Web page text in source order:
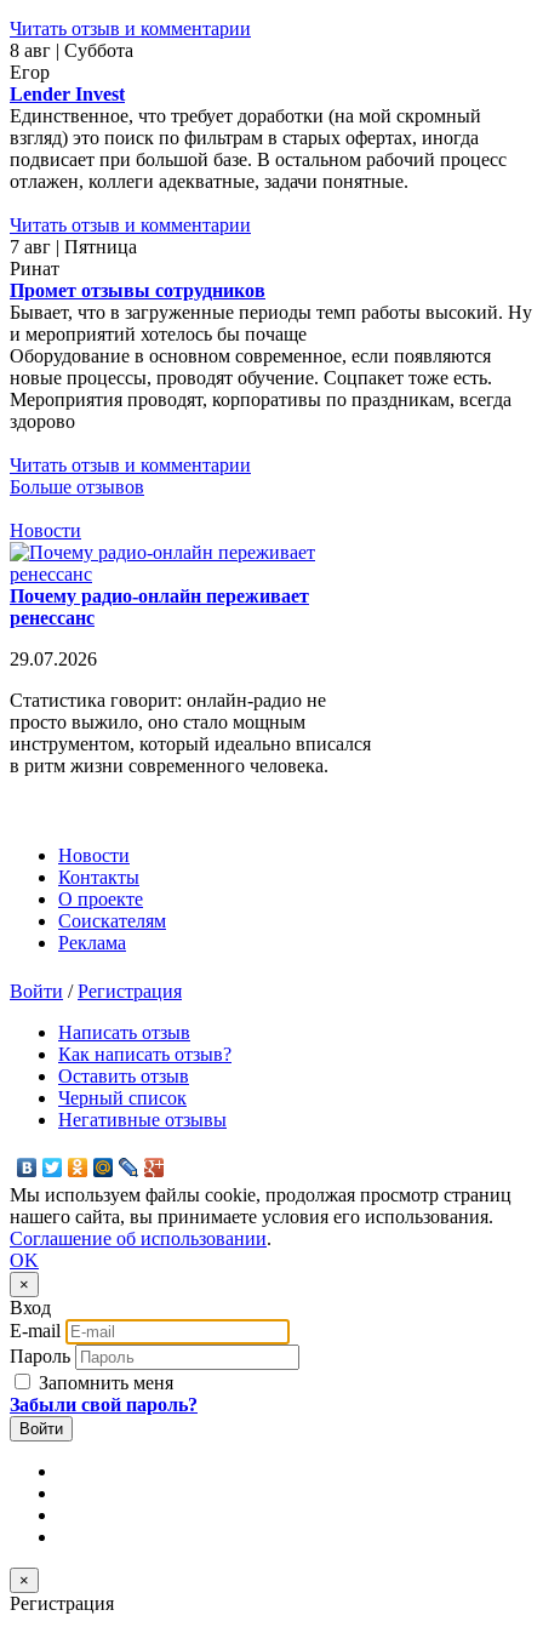
Читать отзыв и комментарии
8 авг | Суббота
Егор
Lender Invest
Единственное, что требует доработки (на мой скромный
взгляд) это поиск по фильтрам в старых офертах, иногда
подвисает при большой базе. В остальном рабочий процесс
отлажен, коллеги адекватные, задачи понятные.
Читать отзыв и комментарии
7 авг | Пятница
Ринат
Промет отзывы сотрудников
Бывает, что в загруженные периоды темп работы высокий. Ну
и мероприятий хотелось бы почаще
Оборудование в основном современное, если появляются
новые процессы, проводят обучение. Соцпакет тоже есть.
Мероприятия проводят, корпоративы по праздникам, всегда
здорово
Читать отзыв и комментарии
Больше отзывов
Новости
Почему радио-онлайн переживает
ренессанс
29.07.2026
Статистика говорит: онлайн-радио не
просто выжило, оно стало мощным
инструментом, который идеально вписался
в ритм жизни современного человека.
Новости
Контакты
О проекте
Соискателям
Реклама
Войти /Регистрация
Написать отзыв
Как написать отзыв?
Оставить отзыв
Черный список
Негативные отзывы
Мы используем файлы cookie, продолжая просмотр страниц
нашего сайта, вы принимаете условия его использования.
Соглашение об использовании.
OK
×
Вход
E-mail
Пароль
Запомнить меня
Забыли свой пароль?
×
Регистрация